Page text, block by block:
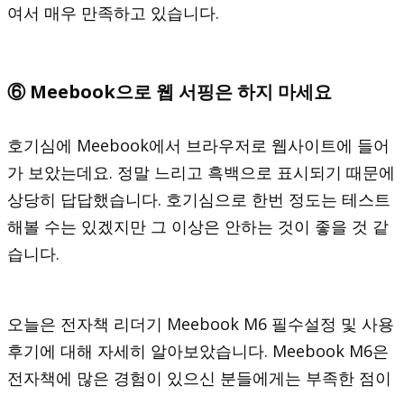
여서 매우 만족하고 있습니다.
⑥ Meebook으로 웹 서핑은 하지 마세요
호기심에 Meebook에서 브라우저로 웹사이트에 들어
가 보았는데요. 정말 느리고 흑백으로 표시되기 때문에
상당히 답답했습니다. 호기심으로 한번 정도는 테스트
해볼 수는 있겠지만 그 이상은 안하는 것이 좋을 것 같
습니다.
오늘은 전자책 리더기 Meebook M6 필수설정 및 사용
후기에 대해 자세히 알아보았습니다. Meebook M6은
전자책에 많은 경험이 있으신 분들에게는 부족한 점이